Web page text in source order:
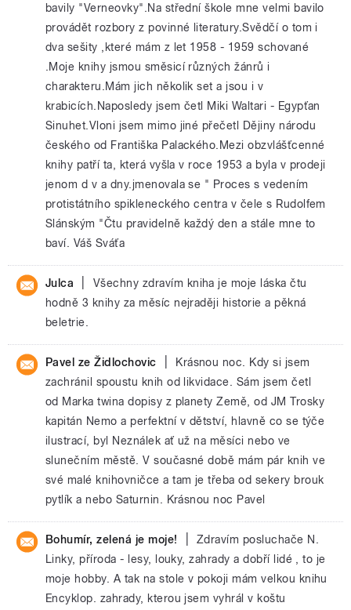
bavily "Verneovky".Na střední škole mne velmi bavilo
provádět rozbory z povinné literatury.Svědčí o tom i
dva sešity ,které mám z let 1958 - 1959 schované
.Moje knihy jsmou směsicí různých žánrů i
charakteru.Mám jich několik set a jsou i v
krabicích.Naposledy jsem četl Miki Waltari - Egypťan
Sinuhet.Vloni jsem mimo jiné přečetl Dějiny národu
českého od Františka Palackého.Mezi obzvlášťcenné
knihy patří ta, která vyšla v roce 1953 a byla v prodeji
jenom d v a dny.jmenovala se " Proces s vedením
protistátního spikleneckého centra v čele s Rudolfem
Slánským "Čtu pravidelně každý den a stále mne to
baví. Váš Sváťa
Julca
Všechny zdravím kniha je moje láska čtu
hodně 3 knihy za měsíc nejraději historie a pěkná
beletrie.
Pavel ze Židlochovic
Krásnou noc. Kdy si jsem
zachránil spoustu knih od likvidace. Sám jsem četl
od Marka twina dopisy z planety Země, od JM Trosky
kapitán Nemo a perfektní v dětství, hlavně co se týče
ilustrací, byl Neználek ať už na měsíci nebo ve
slunečním městě. V současné době mám pár knih ve
své malé knihovničce a tam je třeba od sekery brouk
pytlík a nebo Saturnin. Krásnou noc Pavel
Bohumír, zelená je moje!
Zdravím posluchače N.
Linky, příroda - lesy, louky, zahrady a dobří lidé , to je
moje hobby. A tak na stole v pokoji mám velkou knihu
Encyklop. zahrady, kterou jsem vyhrál v koštu